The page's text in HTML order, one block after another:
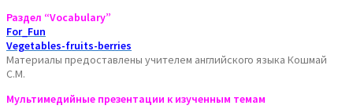
Раздел “Vocabulary”
For_Fun
Vegetables-fruits-berries
Материалы предоставлены учителем английского языка Кошмай
С.М.
Мультимедийные презентации к изученным темам